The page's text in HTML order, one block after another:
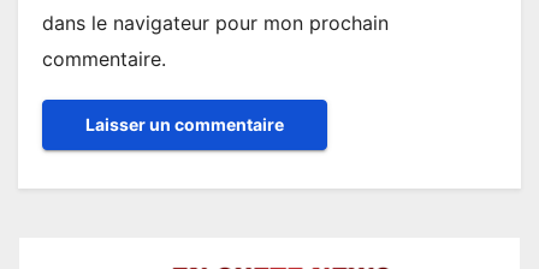
dans le navigateur pour mon prochain
commentaire.